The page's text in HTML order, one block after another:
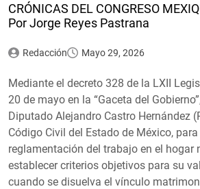
CRÓNICAS DEL CONGRESO
Por Jorge Reyes Pastrana
Redacción Mayo 29, 2026
Mediante el decreto 328 de la LXII
20 de mayo en la “Gaceta del
Diputado Alejandro Castro Hernández
Código Civil del Estado de México,
reglamentación del trabajo en el hogar
establecer criterios objetivos para su
cuando se disuelva el vínculo